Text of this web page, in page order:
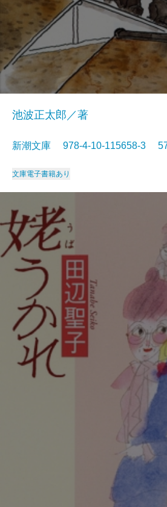
池波正太郎／著
新潮文庫 978-4-10-115658-3
文庫電子書籍あり